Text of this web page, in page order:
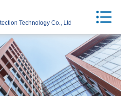
Technology Co., Ltd